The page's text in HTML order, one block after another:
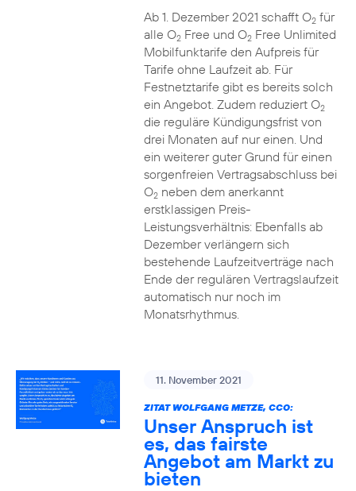
Ab 1. Dezember 2021 schafft O2für
alle O2Free und O2Free Unlimited
Mobilfunktarife den Aufpreis für
Tarife ohne Laufzeit ab. Für
Festnetztarife gibt es bereits solch
ein Angebot. Zudem reduziert O2
die reguläre Kündigungsfrist von
drei Monaten auf nur einen. Und
ein weiterer guter Grund für einen
sorgenfreien Vertragsabschluss bei
O2neben dem anerkannt
erstklassigen Preis-
Leistungsverhältnis: Ebenfalls ab
Dezember verlängern sich
bestehende Laufzeitverträge nach
Ende der regulären Vertragslaufzeit
automatisch nur noch im
Monatsrhythmus.
11. November 2021
ZITAT WOLFGANG METZE, CCO:
Unser Anspruch ist
es, das fairste
Angebot am Markt zu
bieten